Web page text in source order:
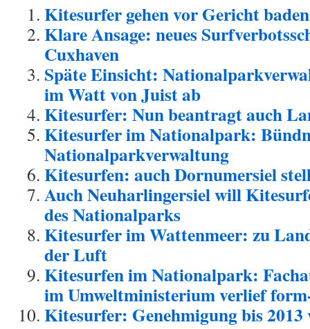
Kitesurfer gehen vor Gericht baden
Klare Ansage: neues
Cuxhaven
Späte Einsicht:
im Watt von Juist ab
Kitesurfer: Nun beantragt auch
Kitesurfer im Nationalpark:
Nationalparkverwaltung
Kitesurfen: auch Dornumersiel
Auch Neuharlingersiel will
des Nationalparks
Kitesurfer im Wattenmeer: zu
der Luft
Kitesurfen im Nationalpark:
im Umweltministerium verlief
Kitesurfer: Genehmigung bis 2013